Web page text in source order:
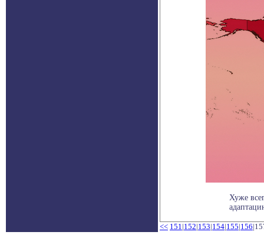
Хуже
<< 151|152|153|154|155|156